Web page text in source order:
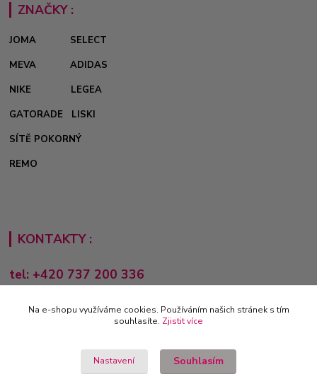
ZNAČKY :
JOMA
SELECT
MEVA
ADIDAS
NIKE
LEGEA
GATORADE
LISKI
SÍTĚ POKORNÝ
REMO
KONTAKTY :
tel: +420 737 200 336
Pondělí-Pátek: 8 - 17 hodin
obchod@e-sporting.cz
Na e-shopu využíváme cookies. Používáním našich stránek s tím
souhlasíte. Zjistit více
Nastavení Souhlasím